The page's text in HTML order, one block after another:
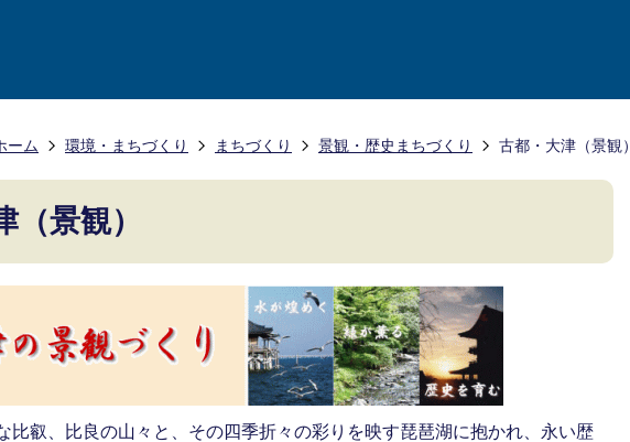
ーム 環境・まちづくり まちづくり 景観・歴史まちづくり 古都・大津（景観）
（景観）
比叡、比良の山々と、その四季折々の彩りを映す琵琶湖に抱かれ、永い歴